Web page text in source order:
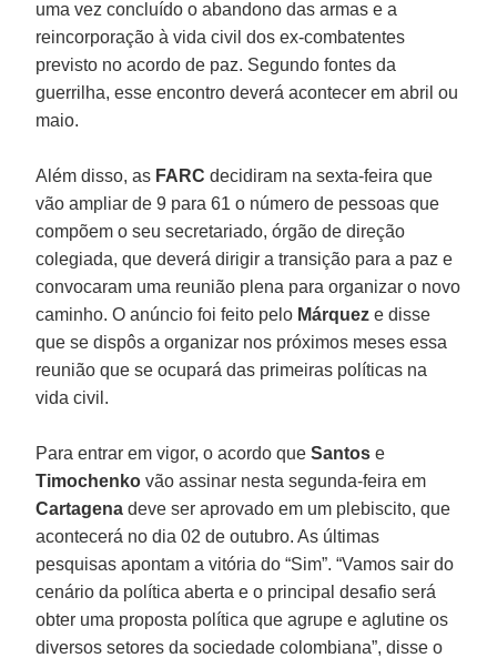
uma vez concluído o abandono das armas e a
reincorporação à vida civil dos ex-combatentes
previsto no acordo de paz. Segundo fontes da
guerrilha, esse encontro deverá acontecer em abril ou
maio.
Além disso, as FARC decidiram na sexta-feira que
vão ampliar de 9 para 61 o número de pessoas que
compõem o seu secretariado, órgão de direção
colegiada, que deverá dirigir a transição para a paz e
convocaram uma reunião plena para organizar o novo
caminho. O anúncio foi feito pelo Márquez e disse
que se dispôs a organizar nos próximos meses essa
reunião que se ocupará das primeiras políticas na
vida civil.
Para entrar em vigor, o acordo queSantos e
Timochenkovão assinar nesta segunda-feira em
Cartagena deve ser aprovado em um plebiscito, que
acontecerá no dia 02 de outubro. As últimas
pesquisas apontam a vitória do “Sim”. “Vamos sair do
cenário da política aberta e o principal desafio será
obter uma proposta política que agrupe e aglutine os
diversos setores da sociedade colombiana”, disse o